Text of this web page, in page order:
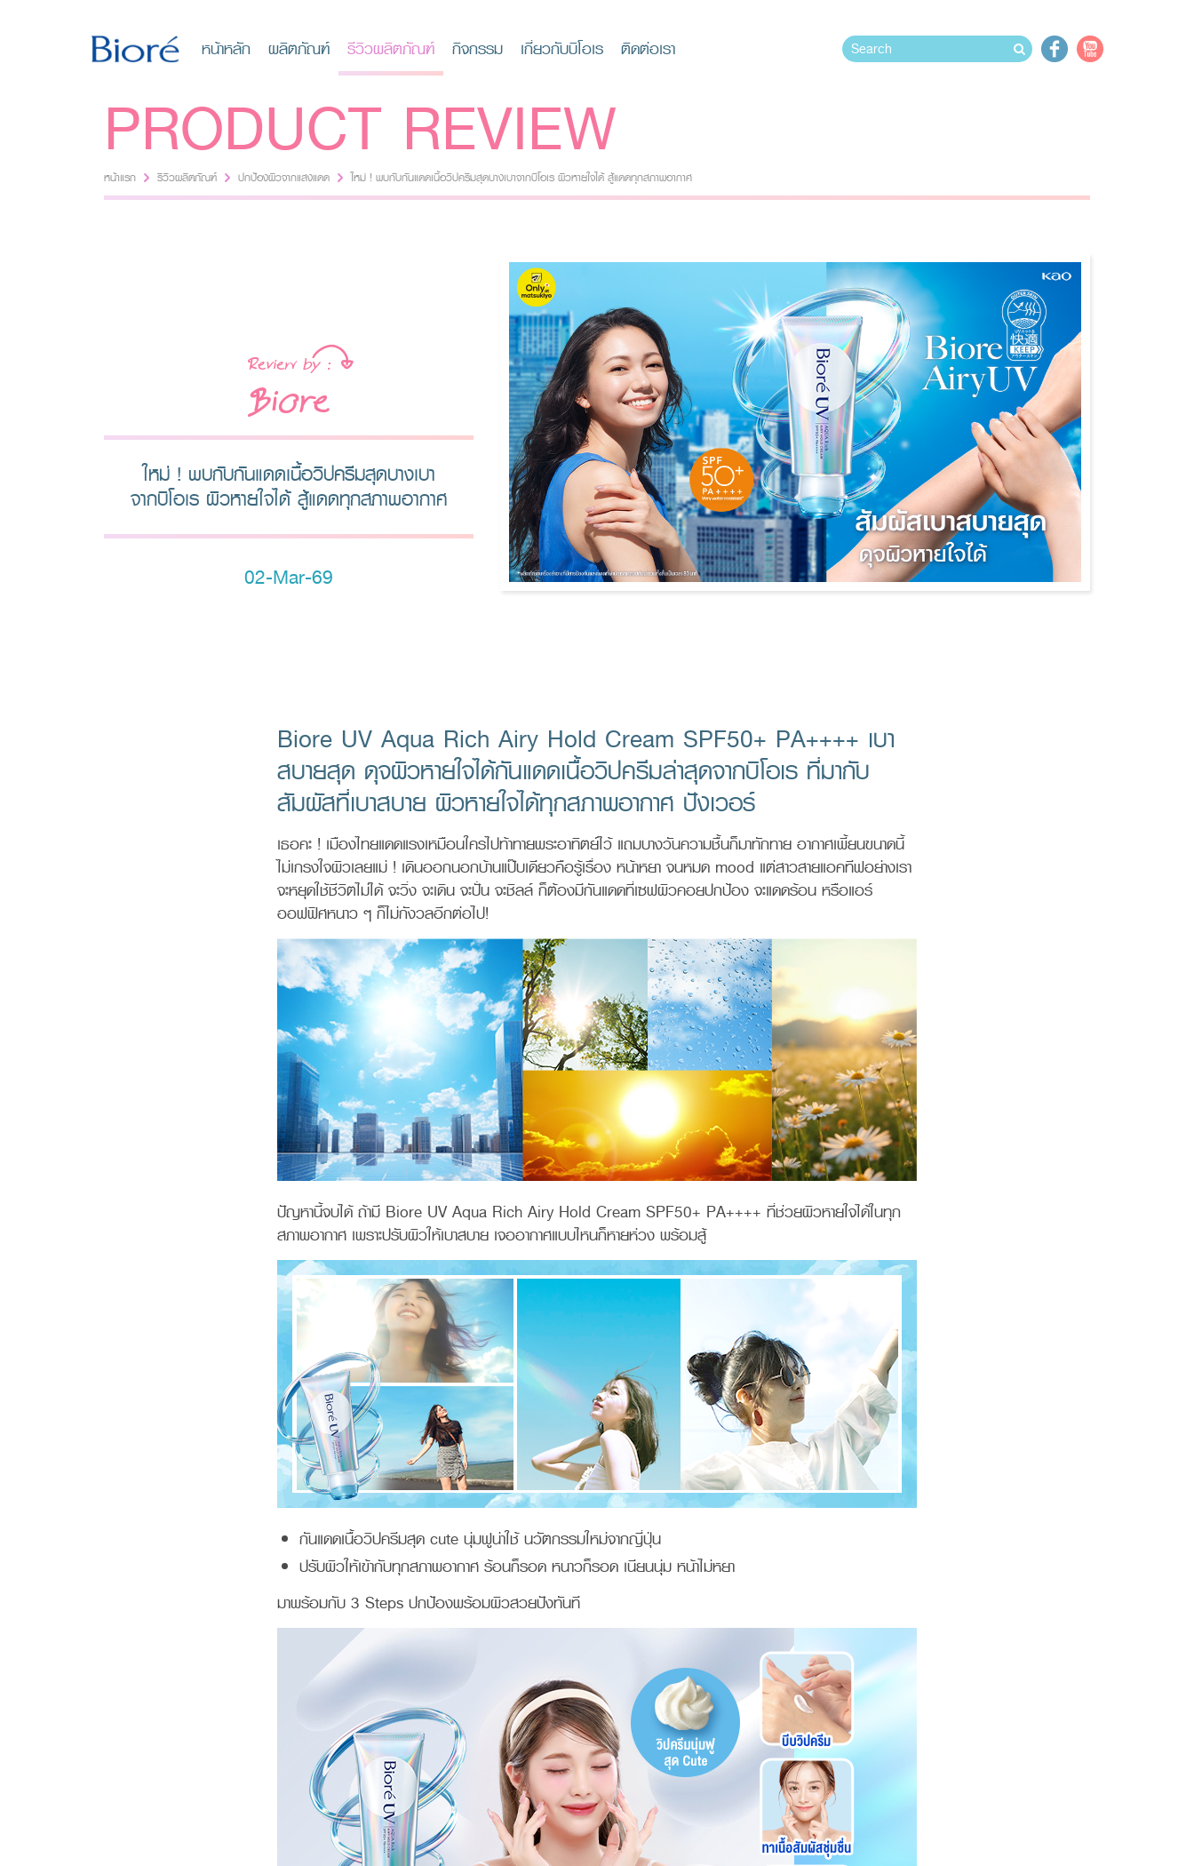
หน้าหลัก ผลิตภัณฑ์ รีวิวผลิตภัณฑ์ กิจกรรม เกี่ยวกับบิโอเร ติดต่อเรา
PRODUCT REVIEW
หน้าแรก รีวิวผลิตภัณฑ์ ปกป้องผิวจากแสงแดด ใหม่ ! พบกับกันแดดเนื้อวิปครีมสุดบางเบาจากบิโอเร ผิวหายใจได้ สู้แดดทุกสภาพอากาศ
Review by :
Biore
ใหม่ ! พบกับกันแดดเนื้อวิปครีมสุดบางเบา
จากบิโอเร ผิวหายใจได้ สู้แดดทุกสภาพอากาศ
02-Mar-69
Biore UV Aqua Rich Airy Hold Cream SPF50+ PA++++ เบา
สบายสุด ดุจผิวหายใจได้กันแดดเนื้อวิปครีมล่าสุดจากบิโอเร ที่มากับ
สัมผัสที่เบาสบาย ผิวหายใจได้ทุกสภาพอากาศ ปังเวอร์
เธอคะ ! เมืองไทยแดดแรงเหมือนใครไปท้าทายพระอาทิตย์ไว้ แถมบางวันความชื้นก็มาทักทาย อากาศเพี้ยนขนาดนี้
ไม่เกรงใจผิวเลยแม่ ! เดินออกนอกบ้านแป๊บเดียวคือรู้เรื่อง หน้าหยา จนหมด mood แต่สาวสายแอคทีฟอย่างเรา
จะหยุดใช้ชีวิตไม่ได้ จะวิ่ง จะเดิน จะปั่น จะชิลล์ ก็ต้องมีกันแดดที่เซฟผิวคอยปกป้อง จะแดดร้อน หรือแอร์
ออฟฟิศหนาว ๆ ก็ไม่กังวลอีกต่อไป!
ปัญหานี้จบได้ ถ้ามี Biore UV Aqua Rich Airy Hold Cream SPF50+ PA++++ ที่ช่วยผิวหายใจได้ในทุก
สภาพอากาศ เพราะปรับผิวให้เบาสบาย เจออากาศแบบไหนก็หายห่วง พร้อมสู้
กันแดดเนื้อวิปครีมสุด cute นุ่มฟูน่าใช้ นวัตกรรมใหม่จากญี่ปุ่น
ปรับผิวให้เข้ากับทุกสภาพอากาศ ร้อนก็รอด หนาวก็รอด เนียนนุ่ม หน้าไม่หยา
มาพร้อมกับ 3 Steps ปกป้องพร้อมผิวสวยปังทันที